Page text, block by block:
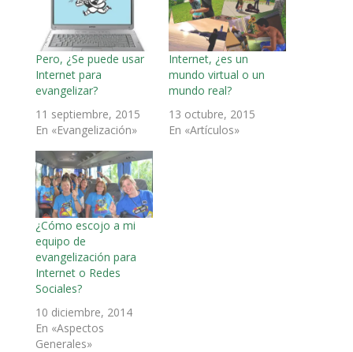
Pero, ¿Se puede usar
Internet para
evangelizar?
11 septiembre, 2015
En «Evangelización»
Internet, ¿es un
mundo virtual o un
mundo real?
13 octubre, 2015
En «Artículos»
¿Cómo escojo a mi
equipo de
evangelización para
Internet o Redes
Sociales?
10 diciembre, 2014
En «Aspectos
Generales»